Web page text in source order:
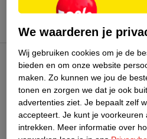
Kruidvat Club
Klantenservice
Over Kruidvat
We waarderen je
Wij gebruiken cookies om je de
bieden en om onze website
maken. Zo kunnen we jou de
tonen en zorgen we dat je ook
advertenties ziet. Je bepaalt zelf
accepteert. Je kunt je voorkeuren
intrekken.
Meer informatie over